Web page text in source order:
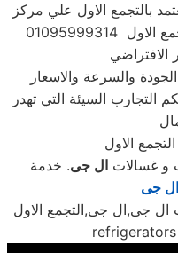
بالتجمع الاول علي مركز
الافتراضي
والسرعة والاسعار
التجارب السيئة التي تهدر
الاول
و غسالات ال جى. خدمة
ال جى
جى,ال جى,التجمع الاول